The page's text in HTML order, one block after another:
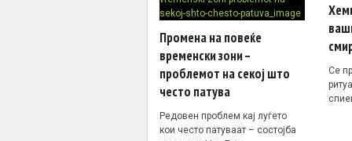
Промена на повеќе
временски зони –
проблемот на секој што
често патува
Редовен проблем кај луѓето
кои често патуваат – состојба
Се